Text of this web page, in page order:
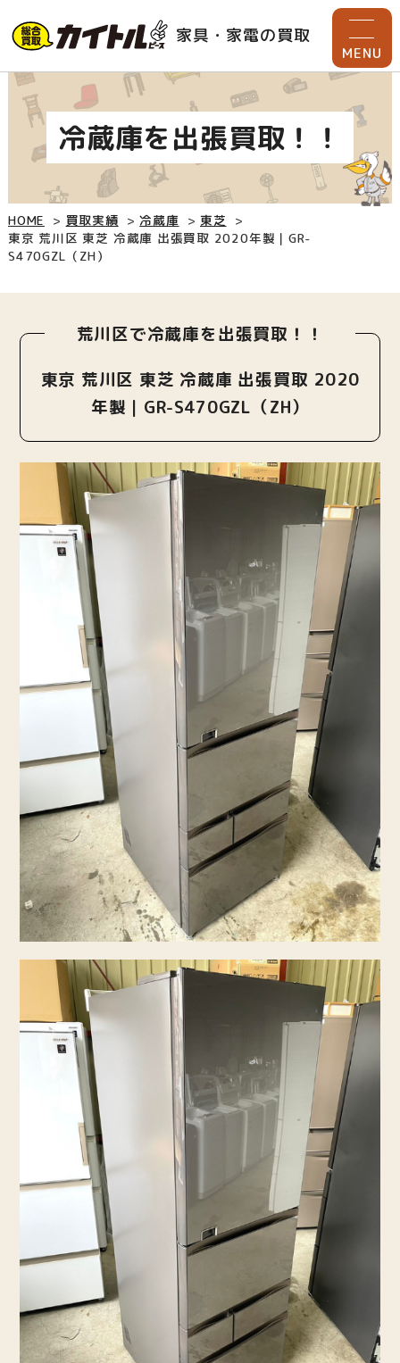
家具・家電の買取
MENU
冷蔵庫を出張買取！！
HOME 買取実績 冷蔵庫
東芝
東京 荒川区 東芝 冷蔵庫 出張買取 2020年製｜GR-
S470GZL（ZH）
荒川区で冷蔵庫を出張買取！！
東京 荒川区 東芝 冷蔵庫 出張買取 2020
年製｜GR-S470GZL（ZH）